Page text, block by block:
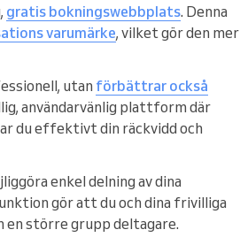
gratis bokningswebbplats. Denna
varumärke, vilket gör den mer
utan förbättrar också
användarvänlig plattform där
du effektivt din räckvidd och
enkel delning av dina
gör att du och dina frivilliga
en större grupp deltagare.